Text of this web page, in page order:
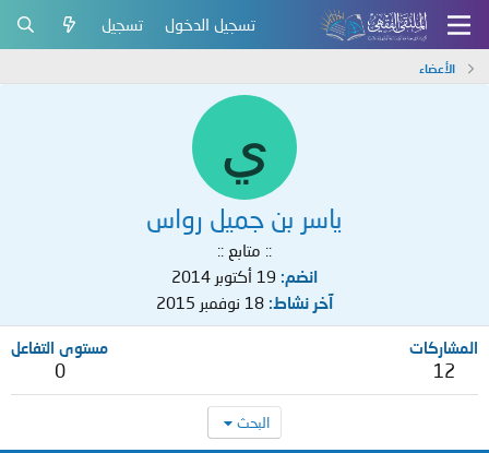
تسجيل الدخول تسجيل
الأعضاء
ي
ياسر بن جميل رواس
:: متابع ::
انضم 19 أكتوبر 2014
آخر نشاط 18 نوفمبر 2015
المشاركات
12
مستوى التفاعل
0
البحث